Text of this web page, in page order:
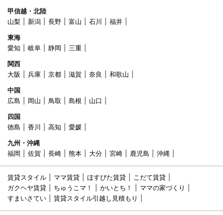
甲信越・北陸
山梨
新潟 長野 富山 石川
福井
東海
愛知
岐阜 静岡
三重
関西
大阪
兵庫 京都 滋賀 奈良
和歌山
中国
広島
岡山 鳥取 島根
山口
四国
徳島
香川 高知
愛媛
九州・沖縄
福岡
佐賀 長崎 熊本 大分 宮崎 鹿児島 沖縄
賃貸スタイル ママ賃貸 ほすぴた賃貸
こだて賃貸
ガクヘヤ賃貸
ちゅうこマ！ かいとち！
ママの家づくり
すまいさてい
賃貸スタイル引越し見積もり